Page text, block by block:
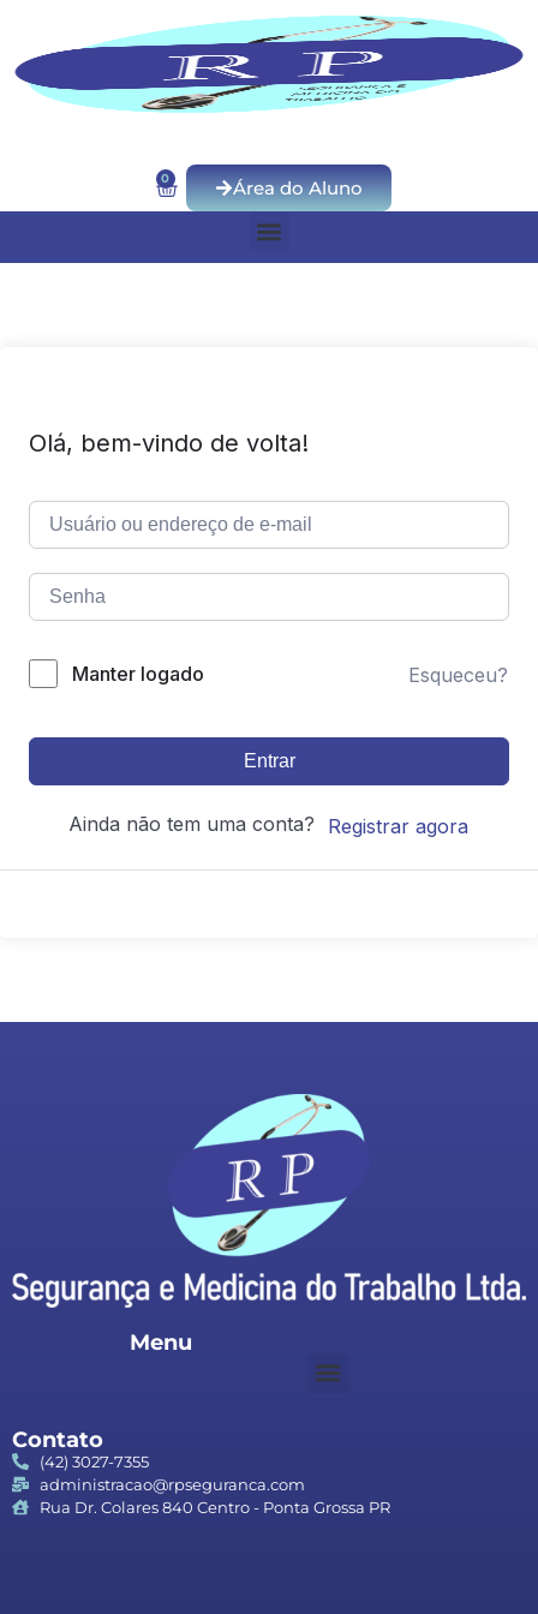
0 Área do Aluno
Olá, bem-vindo de volta!
Manter logado Esqueceu?
Entrar
Ainda não tem uma conta? Registrar agora
Menu
Contato
(42) 3027-7355
administracao@rpseguranca.com
Rua Dr. Colares 840 Centro - Ponta Grossa PR